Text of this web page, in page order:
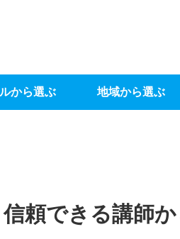
から選ぶ 地域から選ぶ
信頼できる講師